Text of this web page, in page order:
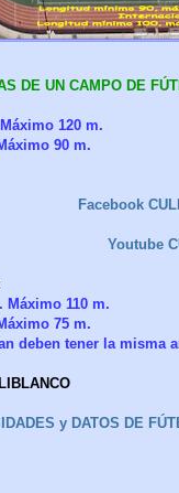
DE UN CAMPO DE
120 m.
90 m.
Facebook
Youtube
Máximo 110 m.
75 m.
deben tener la misma
y DATOS DE